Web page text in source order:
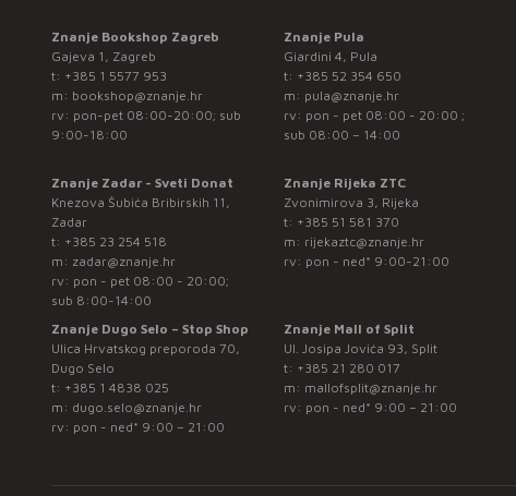
Znanje Bookshop Zagreb
Gajeva 1, Zagreb
t: +385 1 5577 953
m: bookshop@znanje.hr
rv: pon-pet 08:00-20:00; sub
9:00-18:00
Znanje Pula
Giardini 4, Pula
t: +385 52 354 650
m: pula@znanje.hr
rv: pon - pet 08:00 - 20:00 ;
sub 08:00 – 14:00
Znanje Zadar - Sveti Donat
Knezova Šubića Bribirskih 11,
Zadar
t: +385 23 254 518
m: zadar@znanje.hr
rv: pon - pet 08:00 - 20:00;
sub 8:00-14:00
Znanje Rijeka ZTC
Zvonimirova 3, Rijeka
t: +385 51 581 370
m: rijekaztc@znanje.hr
rv: pon - ned* 9:00-21:00
Znanje Dugo Selo – Stop Shop
Ulica Hrvatskog preporoda 70,
Dugo Selo
t: +385 1 4838 025
m: dugo.selo@znanje.hr
rv: pon - ned* 9:00 – 21:00
Znanje Mall of Split
Ul. Josipa Jovića 93, Split
t: +385 21 280 017
m: mallofsplit@znanje.hr
rv: pon - ned* 9:00 – 21:00